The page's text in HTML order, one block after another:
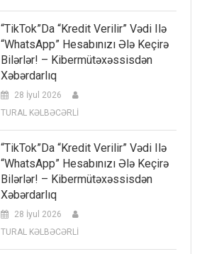
“TikTok”da “kredit Verilir” Vədi Ilə
“WhatsApp” Hesabınızı Ələ Keçirə
Bilərlər! – Kibermütəxəssisdən
Xəbərdarlıq
28 İyul 2026
TURAL KƏLBƏCƏRLİ
“TikTok”da “kredit Verilir” Vədi Ilə
“WhatsApp” Hesabınızı Ələ Keçirə
Bilərlər! – Kibermütəxəssisdən
Xəbərdarlıq
28 İyul 2026
TURAL KƏLBƏCƏRLİ